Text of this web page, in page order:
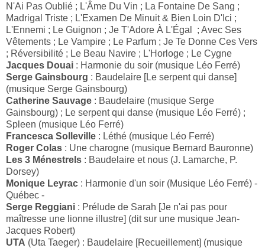
N'Ai Pas Oublié ; L'Âme Du Vin ; La Fontaine De Sang ;
Madrigal Triste ; L'Examen De Minuit & Bien Loin D'Ici ;
L'Ennemi ; Le Guignon ; Je T'Adore À L'Égal ; Avec Ses
Vêtements ; Le Vampire ; Le Parfum ; Je Te Donne Ces Vers
; Réversibilité ; Le Beau Navire ; L'Horloge ; Le Cygne
Jacques Douai : Harmonie du soir (musique Léo Ferré)
Serge Gainsbourg : Baudelaire [Le serpent qui danse]
(musique Serge Gainsbourg)
Catherine Sauvage : Baudelaire (musique Serge
Gainsbourg) ; Le serpent qui danse (musique Léo Ferré) ;
Spleen (musique Léo Ferré)
Francesca Solleville : Léthé (musique Léo Ferré)
Roger Colas : Une charogne (musique Bernard Bauronne)
Les 3 Ménestrels : Baudelaire et nous (J. Lamarche, P.
Dorsey)
Monique Leyrac : Harmonie d'un soir (Musique Léo Ferré) -
Québec -
Serge Reggiani : Prélude de Sarah [Je n'ai pas pour
maîtresse une lionne illustre] (dit sur une musique Jean-
Jacques Robert)
UTA (Uta Taeger) : Baudelaire [Recueillement] (musique